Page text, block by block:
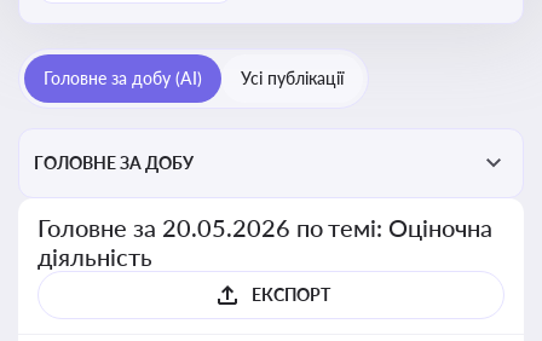
корисне для власника бізнесу, керівника, юриста або
бухгалтера під час оподаткування, приватизації,
перевірки статусу суб'єктів оціночної діяльності
Головне за добу (AI) Усі публікації
ГОЛОВНЕ ЗА ДОБУ
Головне за 20.05.2026 по темі: Оціночна
діяльність
ЕКСПОРТ